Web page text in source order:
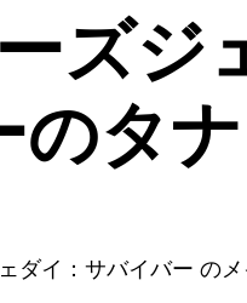
ズジ
タ
イ：サバイバー の